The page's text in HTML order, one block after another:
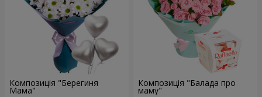
Композиція "Берегиня
Мама"
Композиція "Балада про
маму"